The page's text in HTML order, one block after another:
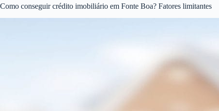
Como conseguir crédito imobiliário em Fonte Boa? Fatores limitantes